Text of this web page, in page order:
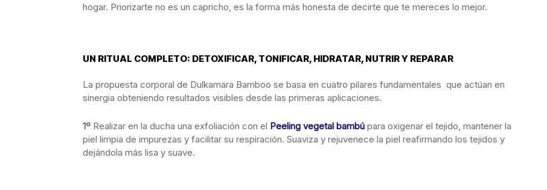
hogar. Priorizarte no es un capricho, es la forma más honesta de decirte que te mereces lo mejor.
UN RITUAL COMPLETO: DETOXIFICAR, TONIFICAR, HIDRATAR, NUTRIR Y REPARAR
La propuesta corporal de Dulkamara Bamboo se basa en cuatro pilares fundamentales que actúan en
sinergia obteniendo resultados visibles desde las primeras aplicaciones.
1º Realizar en la ducha una exfoliación con el Peeling vegetal bambú para oxigenar el tejido, mantener la
piel limpia de impurezas y facilitar su respiración. Suaviza y rejuvenece la piel reafirmando los tejidos y
dejándola más lisa y suave.